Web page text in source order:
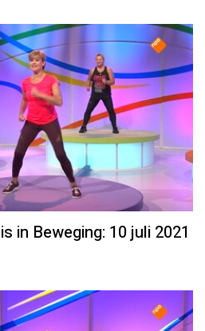
in Beweging: 10 juli 2021